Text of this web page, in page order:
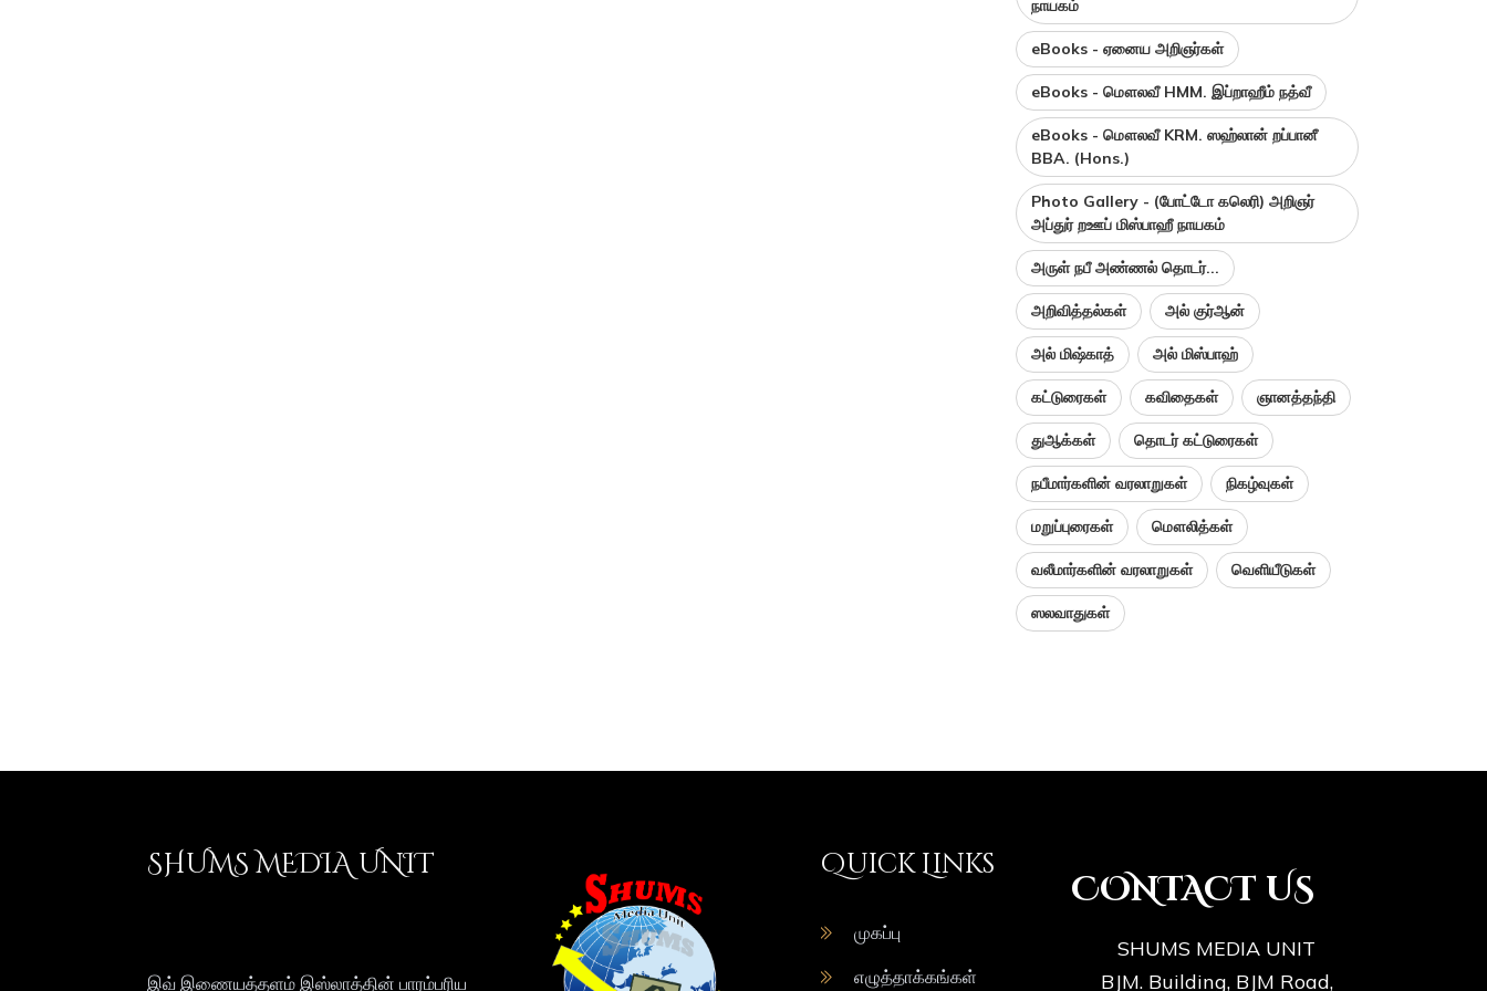
நாயகம்
eBooks - ஏனைய அறிஞர்கள்
eBooks - மௌலவீ HMM. இப்றாஹீம் நத்வீ
eBooks - மௌலவீ KRM. ஸஹ்லான் றப்பானீ
BBA. (Hons.)
Photo Gallery - (போட்டோ கலெரி) அறிஞர்
அப்துர் றஊப் மிஸ்பாஹீ நாயகம்
அருள் நபீ அண்ணல் தொடர்...
அறிவித்தல்கள் அல் குர்ஆன்
அல் மிஷ்காத் அல் மிஸ்பாஹ்
கட்டுரைகள் கவிதைகள் ஞானத்தந்தி
துஆக்கள் தொடர் கட்டுரைகள்
நபீமார்களின் வரலாறுகள் நிகழ்வுகள்
மறுப்புரைகள் மௌலித்கள்
வலீமார்களின் வரலாறுகள் வெளியீடுகள்
ஸலவாதுகள்
SHUMS MEDIA UNIT
இவ் இணையத்தளம் இஸ்லாத்தின் பாரம்பரிய
Quick Links
முகப்பு
எழுத்தாக்கங்கள்
CONTACT US
SHUMS MEDIA UNIT
BJM. Building, BJM Road,